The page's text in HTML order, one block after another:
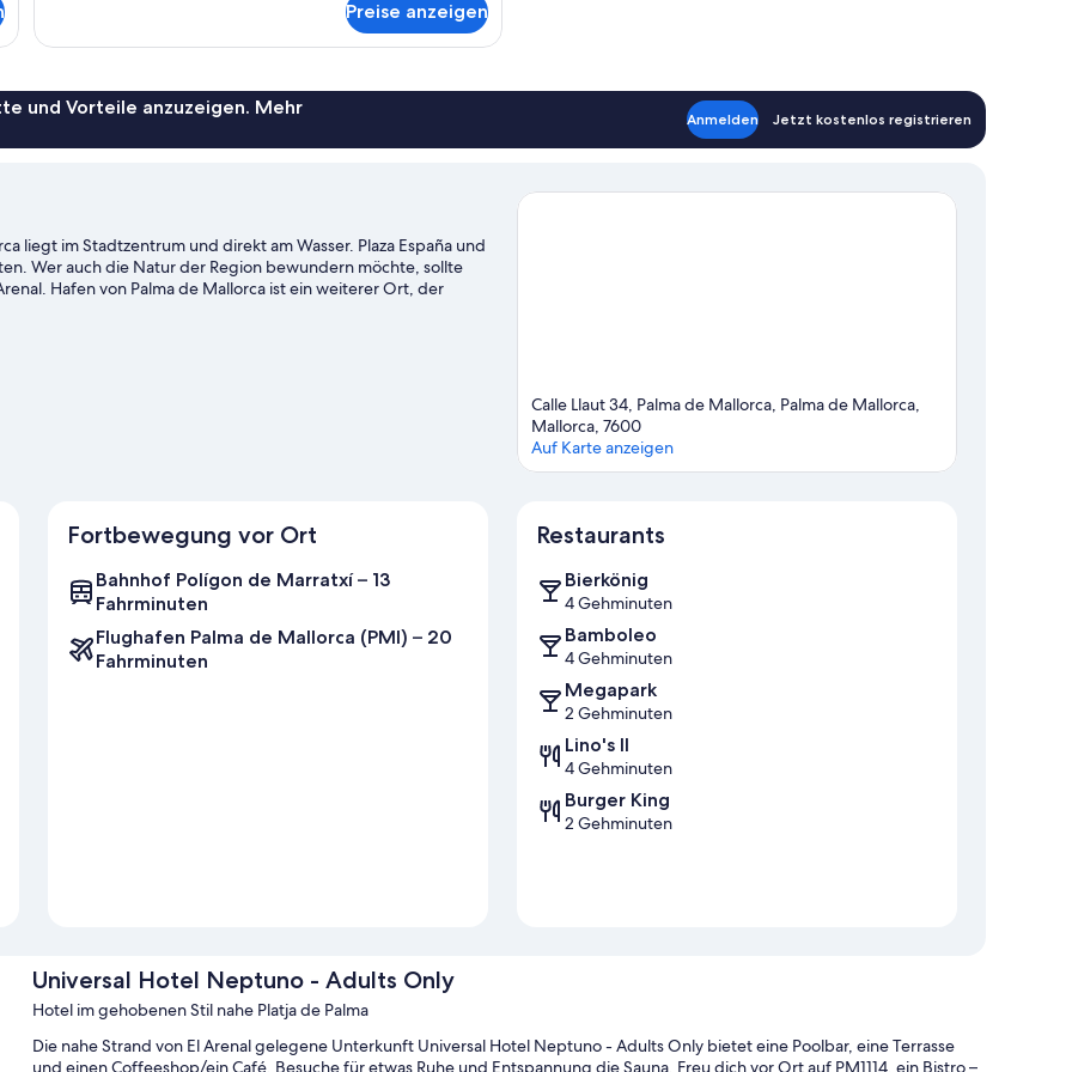
Preise anzeigen
und Vorteile anzuzeigen. Mehr
Anmelden Jetzt kostenlos registrieren
liegt im Stadtzentrum und direkt am Wasser. Plaza España und
Wer auch die Natur der Region bewundern möchte, sollte
Hafen von Palma de Mallorca ist ein weiterer Ort, der
an deinem Abschlag oder erfreue dich auf den
Calle Llaut 34, Palma de Mallorca, Palma de Mallorca,
Mallorca, 7600
Auf Karte anzeigen
Fortbewegung vor Ort
Bahnhof Polígon de Marratxí – 13
Fahrminuten
Flughafen Palma de Mallorca (PMI) – 20
Fahrminuten
Restaurants
Bierkönig
4 Gehminuten
Bamboleo
4 Gehminuten
Megapark
2 Gehminuten
Lino's II
4 Gehminuten
Burger King
2 Gehminuten
Universal Hotel Neptuno - Adults Only
Hotel im gehobenen Stil nahe Platja de Palma
Die nahe Strand von El Arenal gelegene Unterkunft Universal Hotel Neptuno - Adults Only bietet eine Poolbar, eine Terrasse